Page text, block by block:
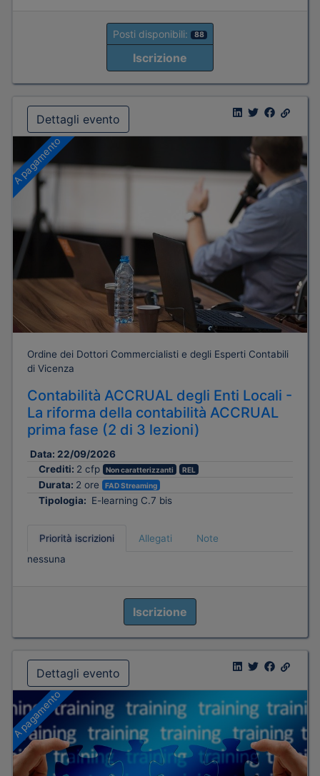
Posti disponibili: 88
Iscrizione
Dettagli evento
A pagamento
Ordine dei Dottori Commercialisti e degli Esperti Contabili
di Vicenza
Contabilità ACCRUAL degli Enti Locali -
La riforma della contabilità ACCRUAL
prima fase (2 di 3 lezioni)
Data: 22/09/2026
Crediti: 2 cfp Non caratterizzanti REL
Durata: 2 ore FAD Streaming
Tipologia: E-learning C.7 bis
Priorità iscrizioni Allegati
Note
nessuna
Iscrizione
Dettagli evento
A pagamento